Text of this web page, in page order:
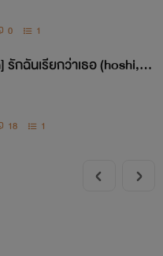
0 1
รักฉันเรียกว่าเธอ (hoshi,di
18 1